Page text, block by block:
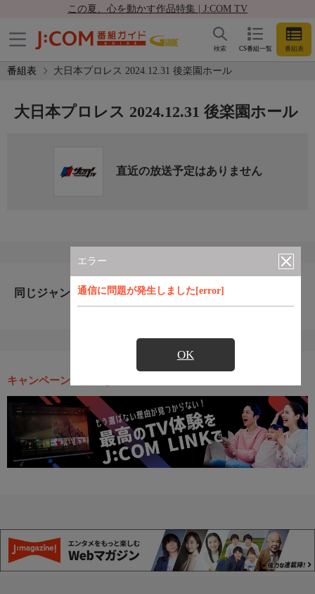
この夏、心を動かす作品特集 | J:COM TV
CS番組一覧 番組表
検索
番組表 大日本プロレス 2024.12.31 後楽園ホール
エラー
通信に問題が発生しました[error]
OK
大日本プロレス 2024.12.31 後楽園ホール
直近の放送予定はありません
同じジャンルのおすすめ番組
キャンペーン・お得な情報